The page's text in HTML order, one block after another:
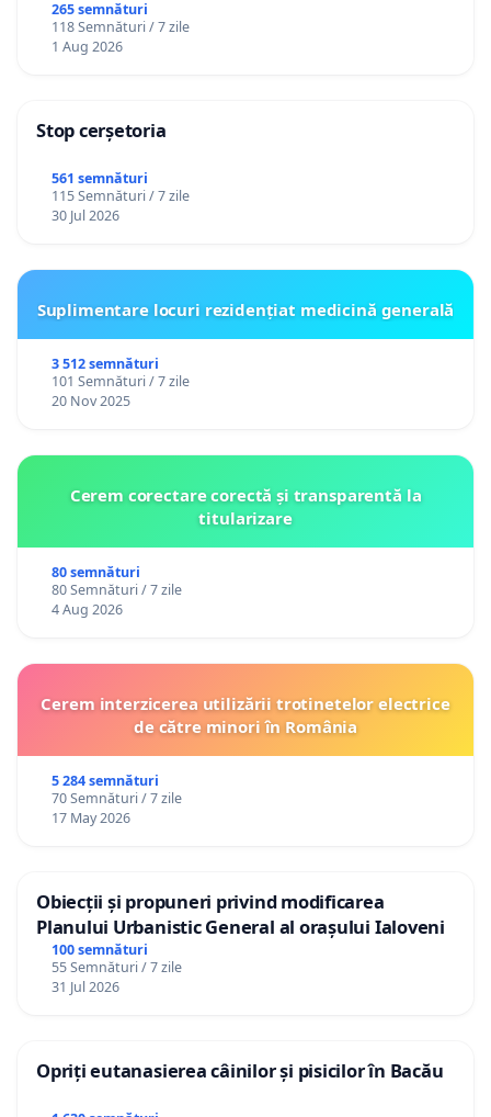
către utilizatorul TikTok „Gorici”
265 semnături
118 Semnături / 7 zile
1 Aug 2026
Stop cerșetoria
561 semnături
115 Semnături / 7 zile
30 Jul 2026
Suplimentare locuri rezidențiat medicină generală
3 512 semnături
101 Semnături / 7 zile
20 Nov 2025
Cerem corectare corectă și transparentă la
titularizare
80 semnături
80 Semnături / 7 zile
4 Aug 2026
Cerem interzicerea utilizării trotinetelor electrice
de către minori în România
5 284 semnături
70 Semnături / 7 zile
17 May 2026
Obiecții și propuneri privind modificarea
Planului Urbanistic General al orașului Ialoveni
100 semnături
55 Semnături / 7 zile
31 Jul 2026
Opriți eutanasierea câinilor și pisicilor în Bacău